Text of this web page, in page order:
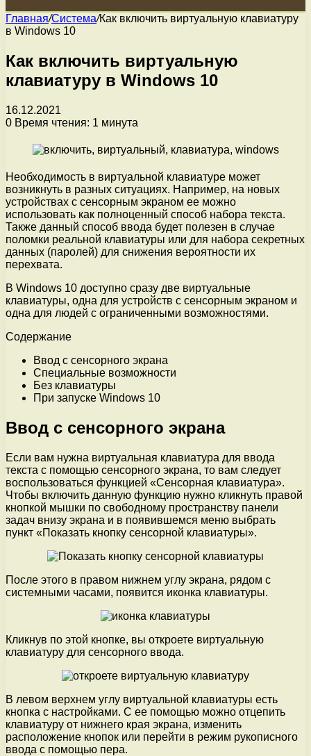
Главная/Система/Как включить виртуальную клавиатуру
в Windows 10
Как включить виртуальную
клавиатуру в Windows 10
16.12.2021
0 Время чтения: 1 минута
Необходимость в виртуальной клавиатуре может
возникнуть в разных ситуациях. Например, на новых
устройствах с сенсорным экраном ее можно
использовать как полноценный способ набора текста.
Также данный способ ввода будет полезен в случае
поломки реальной клавиатуры или для набора секретных
данных (паролей) для снижения вероятности их
перехвата.
В Windows 10 доступно сразу две виртуальные
клавиатуры, одна для устройств с сенсорным экраном и
одна для людей с ограниченными возможностями.
Содержание
Ввод с сенсорного экрана
Специальные возможности
Без клавиатуры
При запуске Windows 10
Ввод с сенсорного экрана
Если вам нужна виртуальная клавиатура для ввода
текста с помощью сенсорного экрана, то вам следует
воспользоваться функцией «Сенсорная клавиатура».
Чтобы включить данную функцию нужно кликнуть правой
кнопкой мышки по свободному пространству панели
задач внизу экрана и в появившемся меню выбрать
пункт «Показать кнопку сенсорной клавиатуры».
После этого в правом нижнем углу экрана, рядом с
системными часами, появится иконка клавиатуры.
Кликнув по этой кнопке, вы откроете виртуальную
клавиатуру для сенсорного ввода.
В левом верхнем углу виртуальной клавиатуры есть
кнопка с настройками. С ее помощью можно отцепить
клавиатуру от нижнего края экрана, изменить
расположение кнопок или перейти в режим рукописного
ввода с помощью пера.